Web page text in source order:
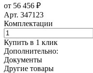
от 56 456 ₽
Арт. 347123
Комплектации
Купить в 1 клик
Дополнительно:
Документы
Другие товары